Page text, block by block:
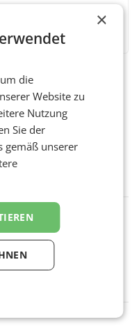
- Presserat
Berichterstattung
fordert Medienvertreter
zu den
um das Ableben des Ex-
wehrt sich in
beschäftigen derzeit den
soll im Stiftungsrat über
für die
×
die
Website zu
Nutzung
Sie der
gemäß unserer